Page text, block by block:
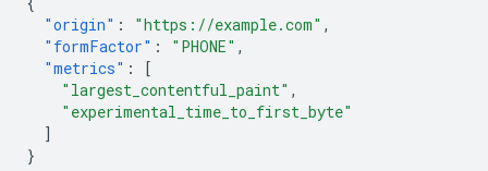
"origin" : "https://example.com" ,
"formFactor" : "PHONE" ,
"metrics" :
[
"largest_contentful_paint" ,
"experimental_time_to_first_byte"
]
}